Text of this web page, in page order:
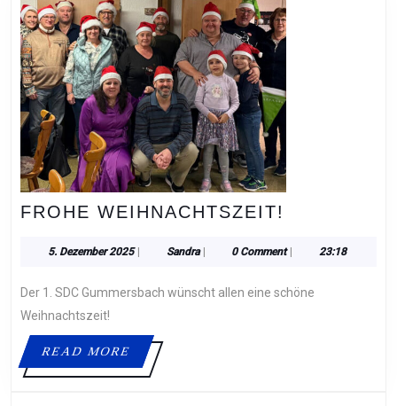
FROHE WEIHNACHTSZEIT!
5. Dezember 20255.| SandraSandra
| 0 Comment | 23:18
Der 1. SDC Gummersbach wünscht allen eine schöne
Weihnachtszeit!
READ MOREREAD
MORE